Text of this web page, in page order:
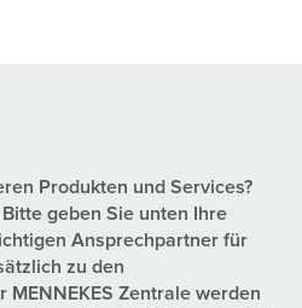
Produkten und Services?
geben Sie unten Ihre
Ansprechpartner für
zu den
Zentrale werden